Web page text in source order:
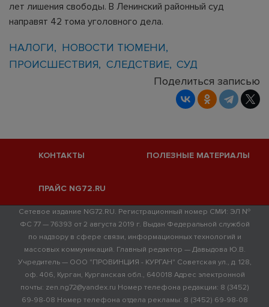
лет лишения свободы. В Ленинский районный суд
направят 42 тома уголовного дела.
НАЛОГИ
НОВОСТИ ТЮМЕНИ
ПРОИСШЕСТВИЯ
СЛЕДСТВИЕ СУД
Поделиться записью
КОНТАКТЫ ПОЛЕЗНЫЕ МАТЕРИАЛЫ
ПРАЙС NG72.RU
Сетевое издание NG72.RU. Регистрационный номер СМИ: ЭЛ №
ФС 77 — 76393 от 2 августа 2019 г. Выдан Федеральной службой
по надзору в сфере связи, информационных технологий и
массовых коммуникаций. Главный редактор — Давыдова Ю.В.
Учредитель — ООО "ПРОВИНЦИЯ - КУРГАН" Советская ул., д. 128,
оф. 406, Курган, Курганская обл., 640018 Адрес электронной
почты: zen.ng72@yandex.ru Номер телефона редакции: 8 (3452)
69-98-08 Номер телефона отдела рекламы: 8 (3452) 69-98-08